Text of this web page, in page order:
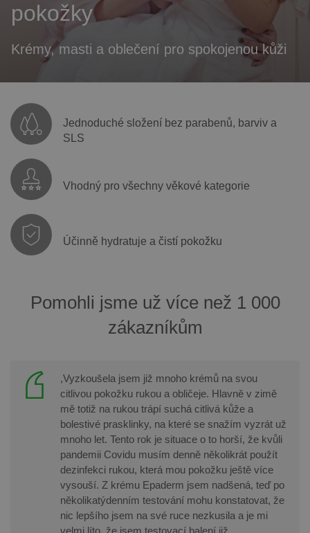
pokožky
Krémy, masti a oblečení pro spokojenou kůži
Jednoduché složení bez parabenů, barviv a
SLS
Vhodný pro všechny věkové kategorie
Účinně hydratuje a čistí pokožku
Pomohli jsme už více než 1 000
zákazníkům
,Vyzkoušela jsem již mnoho krémů na svou
citlivou pokožku rukou a obličeje. Hlavně v zimě
mě totiž na rukou trápí suchá citlivá kůže a
bolestivé prasklinky, na které se snažím vyzrát už
mnoho let. Tento rok je situace o to horší, že kvůli
pandemii Covidu musím denně několikrát použít
dezinfekci rukou, která mou pokožku ještě více
vysouší. Z krému Epaderm jsem nadšená, teď po
několikatýdenním testování mohu konstatovat, že
nic lepšího jsem na své ruce nezkusila a je mi
velmi líto, že jsem testovací balení již